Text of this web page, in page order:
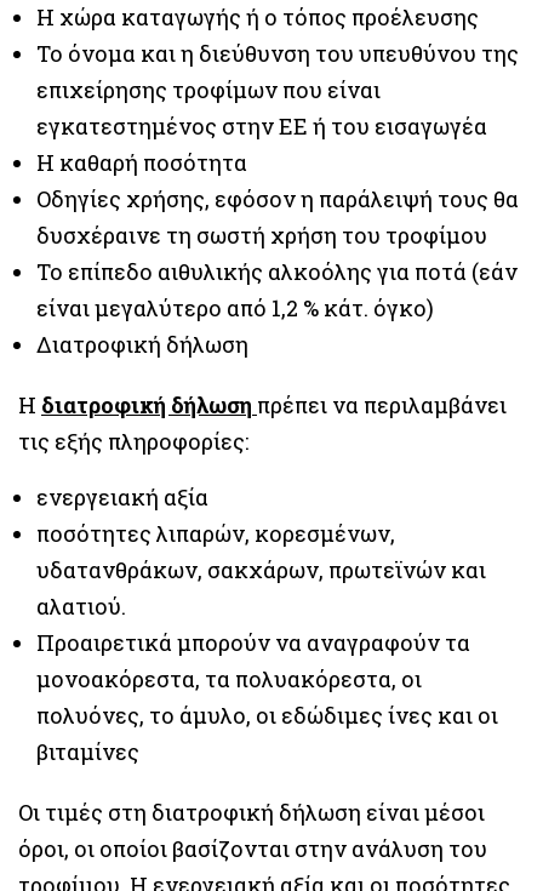
Η χώρα καταγωγής ή ο τόπος προέλευσης
Το όνομα και η διεύθυνση του υπευθύνου της
επιχείρησης τροφίμων που είναι
εγκατεστημένος στην ΕΕ ή του εισαγωγέα
Η καθαρή ποσότητα
Οδηγίες χρήσης, εφόσον η παράλειψή τους θα
δυσχέραινε τη σωστή χρήση του τροφίμου
Το επίπεδο αιθυλικής αλκοόλης για ποτά (εάν
είναι μεγαλύτερο από 1,2 % κάτ. όγκο)
Διατροφική δήλωση
Η διατροφική δήλωση πρέπει να περιλαμβάνει
τις εξής πληροφορίες:
ενεργειακή αξία
ποσότητες λιπαρών, κορεσμένων,
υδατανθράκων, σακχάρων, πρωτεϊνών και
αλατιού.
Προαιρετικά μπορούν να αναγραφούν τα
μονοακόρεστα, τα πολυακόρεστα, οι
πολυόνες, το άμυλο, οι εδώδιμες ίνες και οι
βιταμίνες
Οι τιμές στη διατροφική δήλωση είναι μέσοι
όροι, οι οποίοι βασίζονται στην ανάλυση του
τροφίμου. Η ενεργειακή αξία και οι ποσότητες